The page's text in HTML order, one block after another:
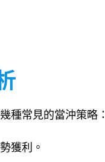
種常見的當沖策略：
獲利。